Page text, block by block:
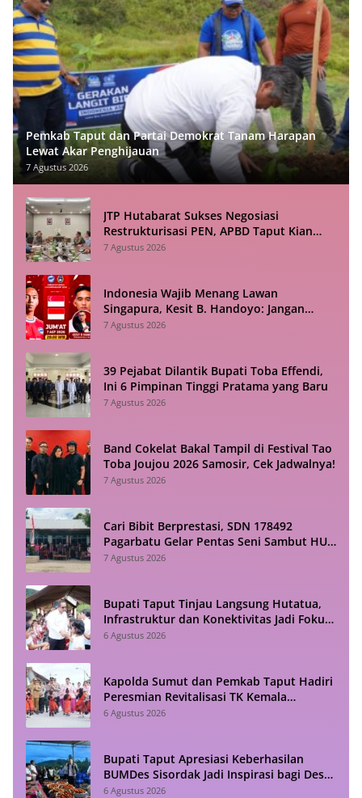
Pemkab Taput dan Partai Demokrat Tanam Harapan
Lewat Akar Penghijauan
7 Agustus 2026
JTP Hutabarat Sukses Negosiasi
Restrukturisasi PEN, APBD Taput Kian
Lega
7 Agustus 2026
Indonesia Wajib Menang Lawan
Singapura, Kesit B. Handoyo: Jangan
Sampai Tekanan Jadi Bumerang
7 Agustus 2026
39 Pejabat Dilantik Bupati Toba Effendi,
Ini 6 Pimpinan Tinggi Pratama yang Baru
7 Agustus 2026
Band Cokelat Bakal Tampil di Festival Tao
Toba Joujou 2026 Samosir, Cek Jadwalnya!
7 Agustus 2026
Cari Bibit Berprestasi, SDN 178492
Pagarbatu Gelar Pentas Seni Sambut HUT
RI
7 Agustus 2026
Bupati Taput Tinjau Langsung Hutatua,
Infrastruktur dan Konektivitas Jadi Fokus
Utama
6 Agustus 2026
Kapolda Sumut dan Pemkab Taput Hadiri
Peresmian Revitalisasi TK Kemala
Bhayangkari Tarutung
6 Agustus 2026
Bupati Taput Apresiasi Keberhasilan
BUMDes Sisordak Jadi Inspirasi bagi Desa
Lain
6 Agustus 2026